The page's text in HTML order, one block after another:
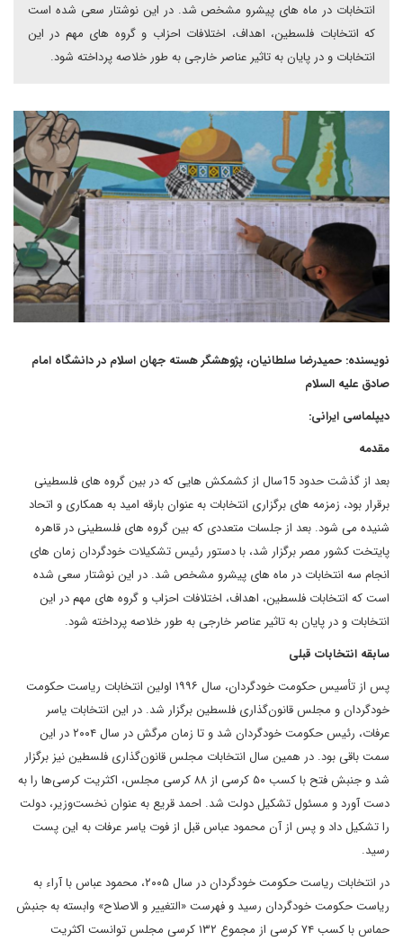
انتخابات در ماه های پیشرو مشخص شد. در این نوشتار سعی شده است
که انتخابات فلسطین، اهداف، اختلافات احزاب و گروه های مهم در این
انتخابات و در پایان به تاثیر عناصر خارجی به طور خلاصه پرداخته شود.
نویسنده: حمیدرضا سلطانیان، پژوهشگر هسته جهان اسلام در دانشگاه امام
صادق علیه السلام
دیپلماسی ایرانی:
مقدمه
بعد از گذشت حدود 15سال از کشمکش هایی که در بین گروه های فلسطینی
برقرار بود، زمزمه های برگزاری انتخابات به عنوان بارقه امید به همکاری و اتحاد
شنیده می شود. بعد از جلسات متعددی که بین گروه های فلسطینی در قاهره
پایتخت کشور مصر برگزار شد، با دستور رئیس تشکیلات خودگردان زمان های
انجام سه انتخابات در ماه های پیشرو مشخص شد. در این نوشتار سعی شده
است که انتخابات فلسطین، اهداف، اختلافات احزاب و گروه های مهم در این
انتخابات و در پایان به تاثیر عناصر خارجی به طور خلاصه پرداخته شود.
سابقه انتخابات قبلی
پس از تأسیس حکومت خودگردان، سال ۱۹۹۶ اولین انتخابات ریاست حکومت
خودگردان و مجلس قانون‌گذاری فلسطین برگزار شد. در این انتخابات یاسر
عرفات، رئیس حکومت خودگردان شد و تا زمان مرگش در سال ۲۰۰۴ در این
سمت باقی بود. در همین سال انتخابات مجلس قانون‌گذاری فلسطین نیز برگزار
شد و جنبش فتح با کسب ۵۰ کرسی از ۸۸ کرسی مجلس، اکثریت کرسی‌ها را به
دست آورد و مسئول تشکیل دولت شد. احمد قریع به عنوان نخست‌وزیر، دولت
را تشکیل داد و پس از آن محمود عباس قبل از فوت یاسر عرفات به این پست
رسید.
در انتخابات ریاست حکومت خودگردان در سال ۲۰۰۵، محمود عباس با آراء به
ریاست حکومت خودگردان رسید و فهرست «التغییر و الاصلاح» وابسته به جنبش
حماس با کسب ۷۴ کرسی از مجموع ۱۳۲ کرسی مجلس توانست اکثریت